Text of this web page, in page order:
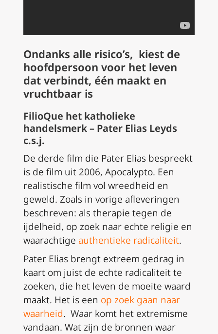
Ondanks alle risico’s, kiest de
hoofdpersoon voor het leven
dat verbindt, één maakt en
vruchtbaar is
FilioQue het katholieke
handelsmerk – Pater Elias Leyds
c.s.j.
De derde film die Pater Elias bespreekt
is de film uit 2006, Apocalypto. Een
realistische film vol wreedheid en
geweld. Zoals in vorige afleveringen
beschreven: als therapie tegen de
ijdelheid, op zoek naar echte religie en
waarachtige authentieke radicaliteit.
Pater Elias brengt extreem gedrag in
kaart om juist de echte radicaliteit te
zoeken, die het leven de moeite waard
maakt. Het is een op zoek gaan naar
waarheid. Waar komt het extremisme
vandaan. Wat zijn de bronnen waar